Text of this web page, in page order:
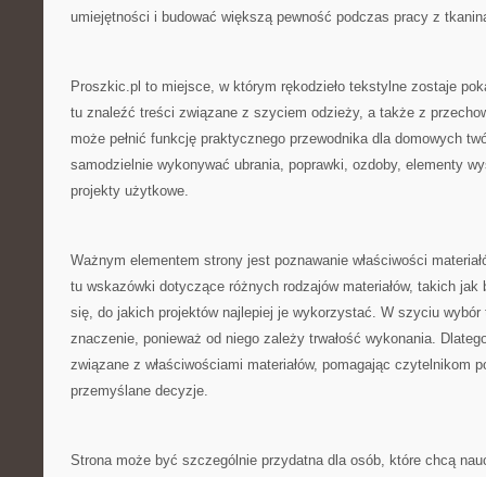
umiejętności i budować większą pewność podczas pracy z
Proszkic.pl to miejsce, w którym rękodzieło tekstylne zostaje
tu znaleźć treści związane z szyciem odzieży, a także z
może pełnić funkcję praktycznego przewodnika dla domowych
samodzielnie wykonywać ubrania, poprawki, ozdoby, elementy
projekty użytkowe.
Ważnym elementem strony jest poznawanie właściwości
tu wskazówki dotyczące różnych rodzajów materiałów, takich jak
się, do jakich projektów najlepiej je wykorzystać. W szyciu wybór
znaczenie, ponieważ od niego zależy trwałość wykonania.
związane z właściwościami materiałów, pomagając czytelnikom
przemyślane decyzje.
Strona może być szczególnie przydatna dla osób, które chcą